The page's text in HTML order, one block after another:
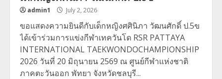
admin1 July 2, 2026
ขอแสดงความยินดีกับเด็กหญิงศศินิภา วัฒนศักดิ์ ป.5ข
ได้เข้าร่วมการแข่งกีฬาเทควันโด RSR PATTAYA
INTERNATIONAL TAEKWONDOCHAMPIONSHIP
2026 วันที่ 20 มิถุนายน 2569 ณ ศูนย์กีฬาแห่งชาติ
ภาคตะวันออก พัทยา จังหวัดชลบุรี...